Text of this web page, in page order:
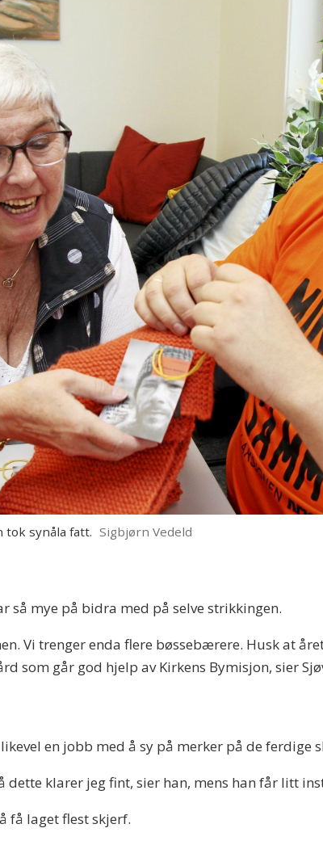
tok synåla fatt. Sigbjørn Vedeld
så mye på bidra med på selve strikkingen.
Vi trenger enda flere bøssebærere. Husk at
som går god hjelp av Kirkens Bymisjon, sier
en jobb med å sy på merker på de ferdige
dette klarer jeg fint, sier han, mens han får litt
få laget flest skjerf.